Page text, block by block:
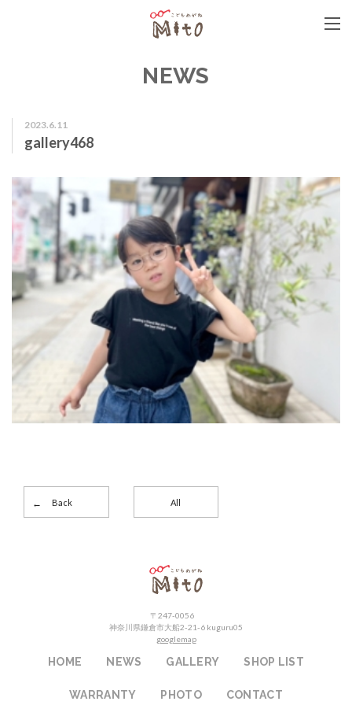
NEWS
2023.6.11
gallery468
Back All
〒247-0056
神奈川県鎌倉市大船2-21-6 kuguru05
googlemap
HOME NEWS GALLERY SHOP LIST
WARRANTY PHOTO CONTACT